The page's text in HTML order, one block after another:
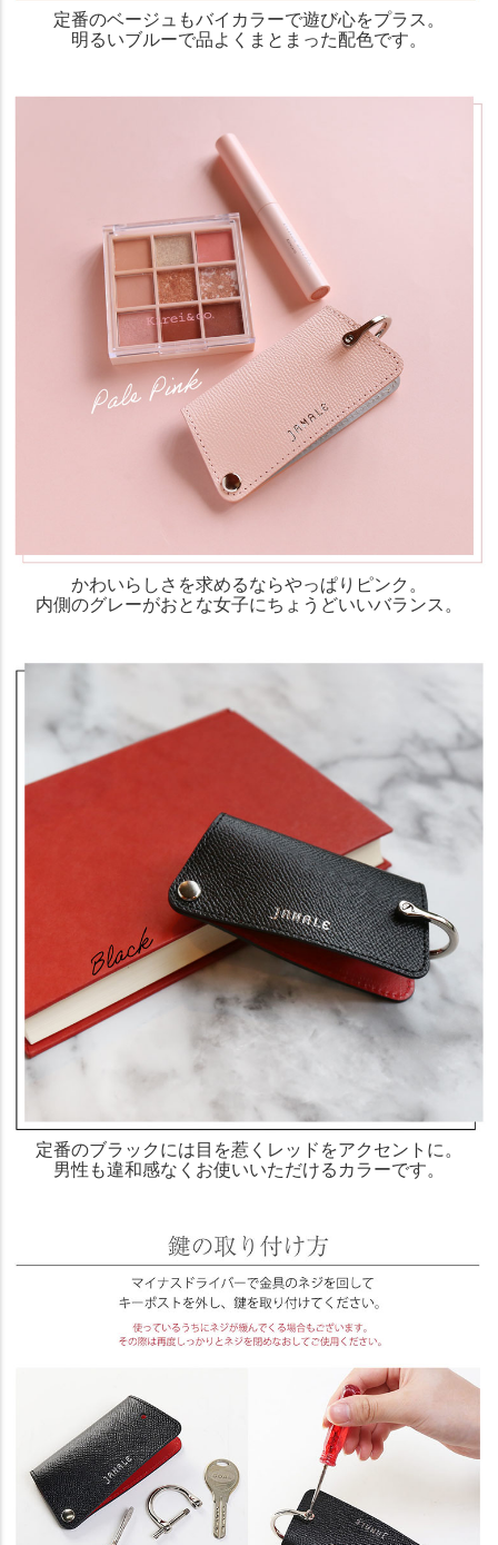
定番のベージュもバイカラーで遊び心をプラス。
明るいブルーで品よくまとまった配色です。
かわいらしさを求めるならやっぱりピンク。
内側のグレーがおとな女子にちょうどいいバランス。
定番のブラックには目を惹くレッドをアクセントに。
男性も違和感なくお使いいただけるカラーです。